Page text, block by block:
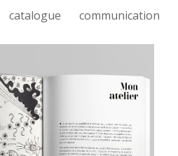
catalogue communication